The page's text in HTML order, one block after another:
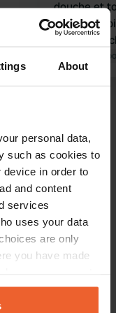
About
personal data,
such as cookies to
in order to
and content
services
uses your data
are only
you have made
or by clicking on
douche et
container.
ceux qui
Traduit par